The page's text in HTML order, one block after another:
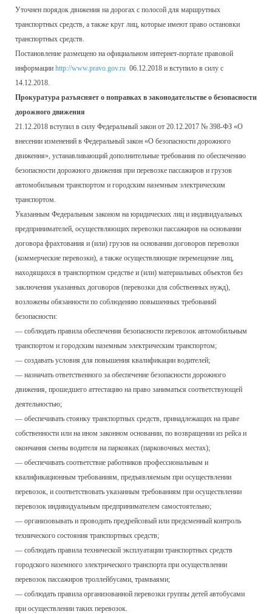
Уточнен порядок движения на дорогах с полосой для маршрутных
транспортных средств, а также круг лиц, которые имеют право остановки
транспортных средств.
Постановление размещено на официальном интернет-портале правовой
информации http://www.pravo.gov.ru 06.12.2018 и вступило в силу с
14.12.2018.
Прокуратура разъясняет о поправках в законодательстве о безопасности
дорожного движения
21.12.2018 вступил в силу Федеральный закон от 20.12.2017 № 398-ФЗ «О
внесении изменений в Федеральный закон «О безопасности дорожного
движения», устанавливающий дополнительные требования по обеспечению
безопасности дорожного движения при перевозке пассажиров и грузов
автомобильным транспортом и городским наземным электрическим
транспортом.
Указанным Федеральным законом на юридических лиц и индивидуальных
предпринимателей, осуществляющих перевозки пассажиров на основании
договора фрахтования и (или) грузов на основании договоров перевозки
(коммерческие перевозки), а также осуществляющие перемещение лиц,
находящихся в транспортном средстве и (или) материальных объектов без
заключения указанных договоров (перевозки для собственных нужд),
возложены обязанности по соблюдению повышенных требований
безопасности:
— соблюдать правила обеспечения безопасности перевозок автомобильным
транспортом и городским наземным электрическим транспортом;
— создавать условия для повышения квалификации водителей;
— назначать ответственного за обеспечение безопасности дорожного
движения, прошедшего аттестацию на право заниматься соответствующей
деятельностью;
— обеспечивать стоянку транспортных средств, принадлежащих на праве
собственности или на ином законном основании, по возвращении из рейса и
окончания смены водителя на парковках (парковочных местах);
— обеспечивать соответствие работников профессиональным и
квалификационным требованиям, предъявляемым при осуществлении
перевозок, и соответствовать указанным требованиям при осуществлении
перевозок индивидуальным предпринимателем самостоятельно;
— организовывать и проводить предрейсовый или предсменный контроль
технического состояния транспортных средств;
— соблюдать правила технической эксплуатации транспортных средств
городского наземного электрического транспорта при осуществлении
перевозок пассажиров троллейбусами, трамваями;
— соблюдать правила организованной перевозки группы детей автобусами
при осуществлении таких перевозок.